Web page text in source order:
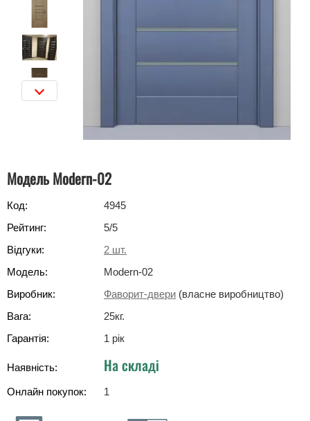
Модель Modern-02
Код:
4945
Рейтинг:
5/5
Відгуки:
2 шт.
Модель:
Modern-02
Виробник:
Фаворит-двери (власне виробництво)
Вага:
25кг.
Гарантія:
1 рік
Наявність: На складі
Онлайн покупок: 1